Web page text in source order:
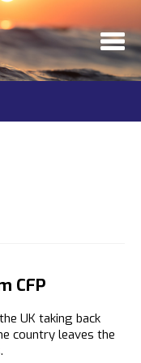
CFP
UK taking back
country leaves the